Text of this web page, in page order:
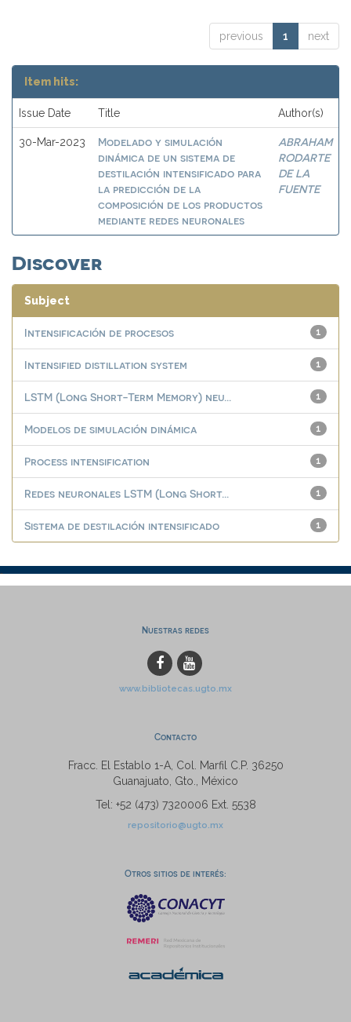
previous 1 next
Item hits:
Issue Date Title Author(s)
30-Mar-2023
Modelado y simulación
dinámica de un sistema de
destilación intensificado para
la predicción de la
composición de los productos
mediante redes neuronales
ABRAHAM
RODARTE
DE LA
FUENTE
Discover
Subject
1
Intensificación de procesos
1
Intensified distillation system
1
LSTM (Long Short-Term Memory) neu...
1
Modelos de simulación dinámica
1
Process intensification
1
Redes neuronales LSTM (Long Short...
1
Sistema de destilación intensificado
Nuestras redes
www.bibliotecas.ugto.mx
Contacto
Fracc. El Establo 1-A, Col. Marfil C.P. 36250
Guanajuato, Gto., México
Tel: +52 (473) 7320006 Ext. 5538
repositorio@ugto.mx
Otros sitios de interés: